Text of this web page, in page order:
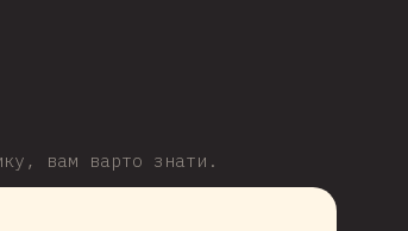
вам варто знати.